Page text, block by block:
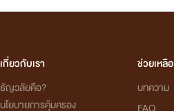
เกี่ยวกับเรา
ธัญวลัยคือ?
นโยบายการคุ้มครอง
ช่วยเหลือ
บทความ